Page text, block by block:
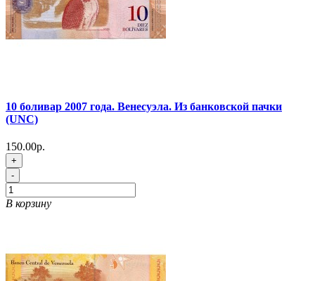
10 боливар 2007 года. Венесуэла. Из банковской пачки
(UNC)
150.00р.
+
-
В корзину